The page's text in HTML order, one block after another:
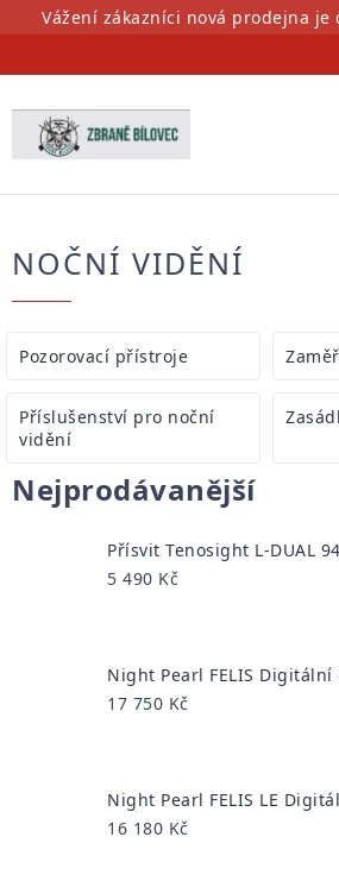
PřejítVážení zákazníci nová prodejna je
NOČNÍ VIDĚNÍ
Pozorovací přístroje
Příslušenství pro noční
vidění
Nejprodávanější
Přísvit Tenosight L-DUAL
5 490 Kč
17 750 Kč
16 180 Kč